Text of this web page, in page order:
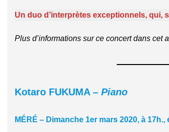
Un duo d’interprètes exceptionnels,
Plus d’informations sur ce concert dans cet
Kotaro FUKUMA – Piano
MÉRÉ – Dimanche 1er mars 2020, à